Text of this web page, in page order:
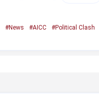
#News #AICC
#Political Clash